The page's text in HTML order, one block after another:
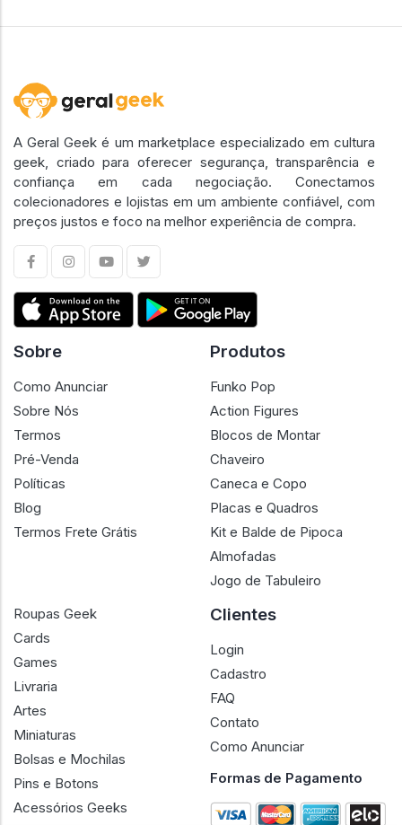
A Geral Geek é um marketplace especializado em cultura
geek, criado para oferecer segurança, transparência e
confiança em cada negociação. Conectamos
colecionadores e lojistas em um ambiente confiável, com
preços justos e foco na melhor experiência de compra.
Sobre
Como Anunciar
Sobre Nós
Termos
Pré-Venda
Políticas
Blog
Termos Frete Grátis
Produtos
Funko Pop
Action Figures
Blocos de Montar
Chaveiro
Caneca e Copo
Placas e Quadros
Kit e Balde de Pipoca
Almofadas
Jogo de Tabuleiro
Roupas Geek
Cards
Games
Livraria
Artes
Miniaturas
Bolsas e Mochilas
Pins e Botons
Acessórios Geeks
Clientes
Login
Cadastro
FAQ
Contato
Como Anunciar
Formas de Pagamento